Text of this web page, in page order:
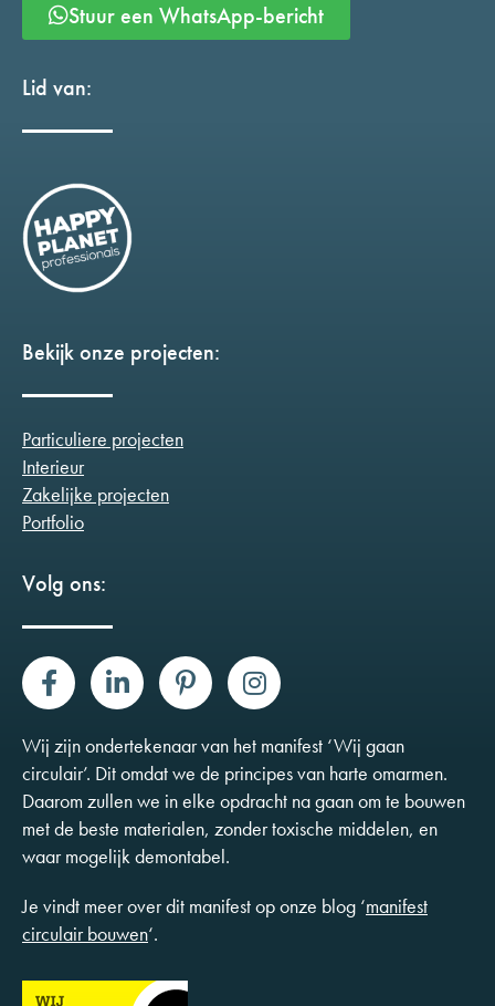
Stuur een WhatsApp-bericht
Lid van:
Bekijk onze projecten:
Particuliere projecten
Interieur
Zakelijke projecten
Portfolio
Volg ons:
Wij zijn ondertekenaar van het manifest ‘Wij gaan
circulair’. Dit omdat we de principes van harte omarmen.
Daarom zullen we in elke opdracht na gaan om te bouwen
met de beste materialen, zonder toxische middelen, en
waar mogelijk demontabel.
Je vindt meer over dit manifest op onze blog ‘manifest
circulair bouwen‘.